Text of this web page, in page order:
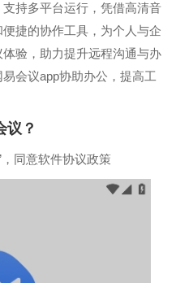
持多平台运行，凭借高清音
捷的协作工具，为个人与企
验，助力提升远程沟通与办
会议app协助办公，提高工
议？
同意软件协议政策